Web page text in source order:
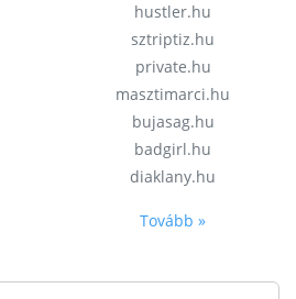
hustler.hu
sztriptiz.hu
private.hu
masztimarci.hu
bujasag.hu
badgirl.hu
diaklany.hu
Tovább »